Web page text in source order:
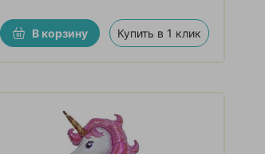
В корзину Купить в 1 клик